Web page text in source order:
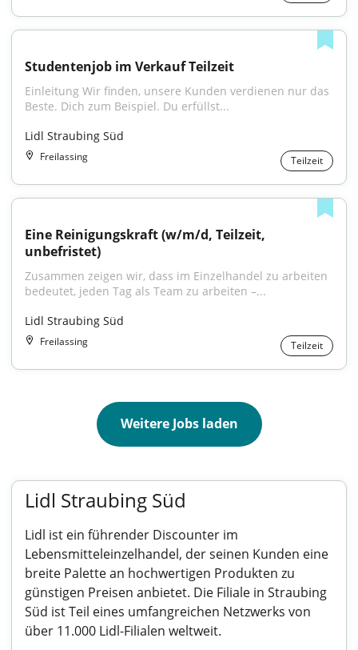
Studentenjob im Verkauf Teilzeit
Einleitung Wir finden, unsere Kunden verdienen nur das
Beste. Dich zum Beispiel. Du erfüllst...
Lidl Straubing Süd
Freilassing Teilzeit
Eine Reinigungskraft (w/m/d, Teilzeit,
unbefristet)
Zusammen zeigen wir, dass im Einzelhandel zu arbeiten
bedeutet, jeden Tag als Team zu arbeiten –...
Lidl Straubing Süd
Freilassing Teilzeit
Weitere Jobs laden
Lidl Straubing Süd
Lidl ist ein führender Discounter im
Lebensmitteleinzelhandel, der seinen Kunden eine
breite Palette an hochwertigen Produkten zu
günstigen Preisen anbietet. Die Filiale in Straubing
Süd ist Teil eines umfangreichen Netzwerks von
über 11.000 Lidl-Filialen weltweit.